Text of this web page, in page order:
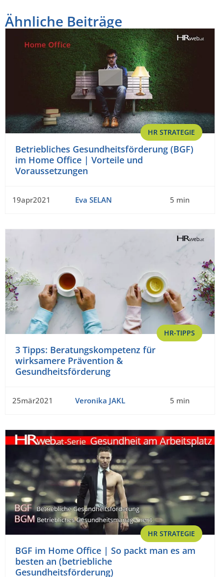
Ähnliche Beiträge
HR STRATEGIE
Betriebliches Gesundheitsförderung (BGF)
im Home Office | Vorteile und
Voraussetzungen
19apr2021 Eva SELAN 5 min
HR-TIPPS
3 Tipps: Beratungskompetenz für
wirksamere Prävention &
Gesundheitsförderung
25mär2021 Veronika JAKL 5 min
HR STRATEGIE
BGF im Home Office | So packt man es am
besten an (betriebliche
Gesundheitsförderung)